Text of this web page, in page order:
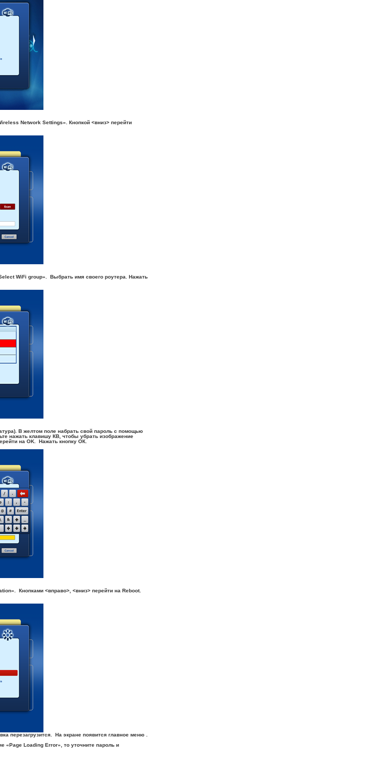
Network Settings». Кнопкой <вниз> перейти
WiFi group». Выбрать имя своего роутера. Нажать
В желтом поле набрать свой пароль с помощью
нажать клавишу КВ, чтобы убрать изображение
на OK. Нажать кнопку ОК.
Кнопками <вправо>, <вниз> перейти на Reboot.
перезагрузится. На экране появится главное меню .
«Page Loading Error», тo уточните пароль и